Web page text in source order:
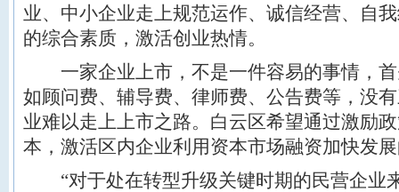
业、中小企业走上规范运作、诚信经营、自
的综合素质，激活创业热情。
一家企业上市，不是一件容易的事情，首
如顾问费、辅导费、律师费、公告费等，没
业难以走上上市之路。白云区希望通过激励
本，激活区内企业利用资本市场融资加快发
“对于处在转型升级关键时期的民营企业